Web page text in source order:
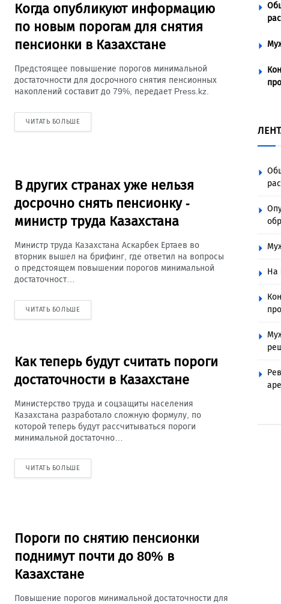
Когда опубликуют информацию
по новым порогам для снятия
пенсионки в Казахстане
Предстоящее повышение порогов минимальной
достаточности для досрочного снятия пенсионных
накоплений составит до 79%, передает Press.kz.
ЧИТАТЬ БОЛЬШЕ
В других странах уже нельзя
досрочно снять пенсионку -
министр труда Казахстана
Министр труда Казахстана Аскарбек Ертаев во
вторник вышел на брифинг, где ответил на вопросы
о предстоящем повышении порогов минимальной
достаточност…
ЧИТАТЬ БОЛЬШЕ
Как теперь будут считать пороги
достаточности в Казахстане
Министерство труда и соцзащиты населения
Казахстана разработало сложную формулу, по
которой теперь будут рассчитываться пороги
минимальной достаточно…
ЧИТАТЬ БОЛЬШЕ
Пороги по снятию пенсионки
поднимут почти до 80% в
Казахстане
Повышение порогов минимальной достаточности для
На